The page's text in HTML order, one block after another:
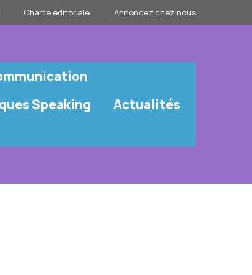
Charte éditoriale Annoncez chez nous
Speaking
Actualités